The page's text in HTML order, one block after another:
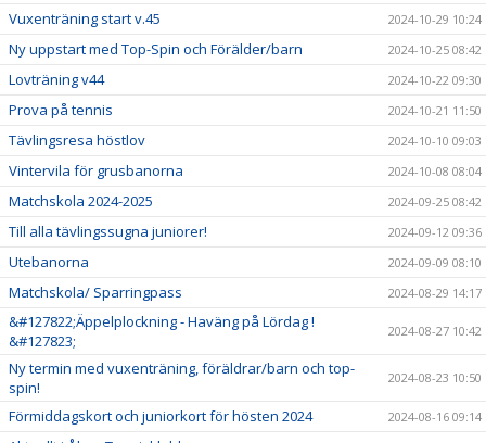
Vuxenträning start v.45 2024-10-29 10:24
Ny uppstart med Top-Spin och Förälder/barn 2024-10-25 08:42
Lovträning v44 2024-10-22 09:30
Prova på tennis 2024-10-21 11:50
Tävlingsresa höstlov 2024-10-10 09:03
Vintervila för grusbanorna 2024-10-08 08:04
Matchskola 2024-2025 2024-09-25 08:42
Till alla tävlingssugna juniorer! 2024-09-12 09:36
Utebanorna 2024-09-09 08:10
Matchskola/ Sparringpass 2024-08-29 14:17
&#127822;Äppelplockning - Haväng på Lördag !
&#127823;
2024-08-27 10:42
Ny termin med vuxenträning, föräldrar/barn och top-
spin!
2024-08-23 10:50
Förmiddagskort och juniorkort för hösten 2024 2024-08-16 09:14